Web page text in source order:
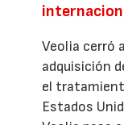
Veolia cerró
adquisición
el
Estados